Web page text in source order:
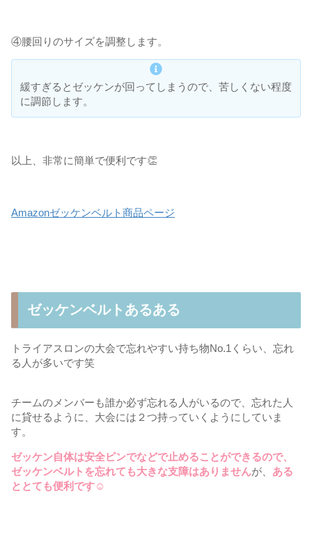
④腰回りのサイズを調整します。
緩すぎるとゼッケンが回ってしまうので、苦しくない程度
に調節します。
以上、非常に簡単で便利です👏
Amazonゼッケンベルト商品ページ
ゼッケンベルトあるある
トライアスロンの大会で忘れやすい持ち物No.1くらい、忘れ
る人が多いです笑
チームのメンバーも誰か必ず忘れる人がいるので、忘れた人
に貸せるように、大会には２つ持っていくようにしていま
す。
ゼッケン自体は安全ピンでなどで止めることができるので、
ゼッケンベルトを忘れても大きな支障はありませんが、 ある
ととても便利です☺